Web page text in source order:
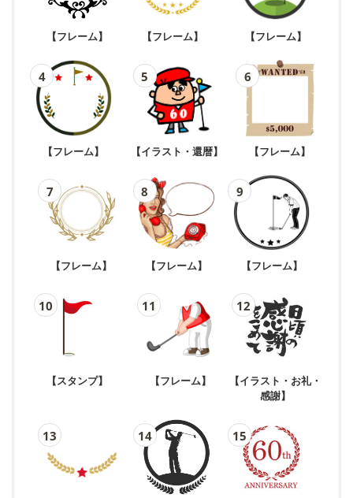
【フレーム】 【フレーム】 【フレーム】
【フレーム】 【イラスト・還暦】 【フレーム】
【フレーム】 【フレーム】 【フレーム】
【スタンプ】 【フレーム】
【イラスト・お礼・
感謝】